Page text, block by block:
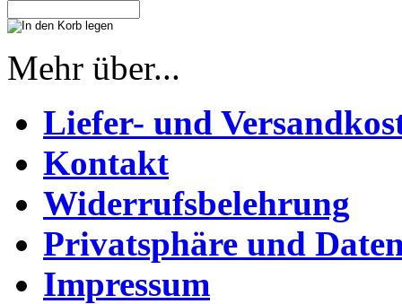
Mehr über...
Liefer- und
Kontakt
Widerrufsbelehrung
Privatsphäre und
Impressum